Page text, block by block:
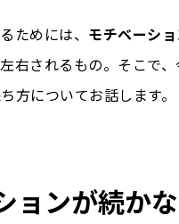
ためには、 モチベーシ
右されるもの。そこで
方についてお話します。
ョンが続か